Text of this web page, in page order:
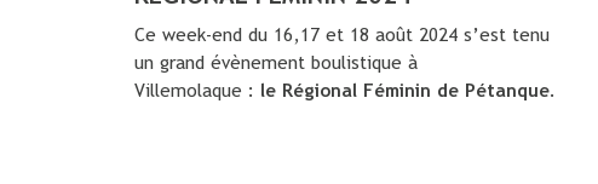
Ce week-end du 16,17 et 18 août 2024 s’est tenu
un grand évènement boulistique à
Villemolaque : le Régional Féminin de Pétanque.